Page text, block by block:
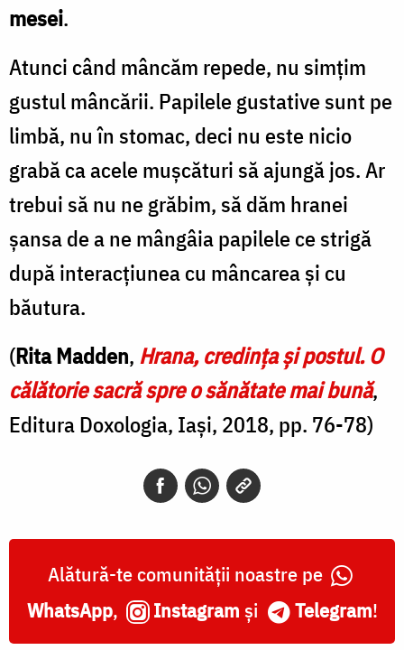
mesei.
Atunci când mâncăm repede, nu simțim
gustul mâncării. Papilele gustative sunt pe
limbă, nu în stomac, deci nu este nicio
grabă ca acele mușcături să ajungă jos. Ar
trebui să nu ne grăbim, să dăm hranei
șansa de a ne mângâia papilele ce strigă
după interacțiunea cu mâncarea și cu
băutura.
(Rita Madden, Hrana, credința și postul. O
călătorie sacră spre o sănătate mai bună,
Editura Doxologia, Iași, 2018, pp. 76-78)
Alătură-te comunității noastre pe
WhatsApp, Instagram și Telegram!